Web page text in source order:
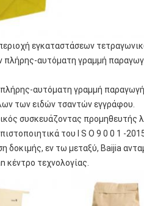
εγκαταστάσεων
πλήρης-αυτόματη γραμμή
αυτόματη γραμμή
των ειδών τσαντών εγγράφου.
συσκευάζοντας προμηθευτής
του Ι S Ο 9 0 0 1 -
δοκιμής, εν τω μεταξύ, Baijia
κέντρο τεχνολογίας.